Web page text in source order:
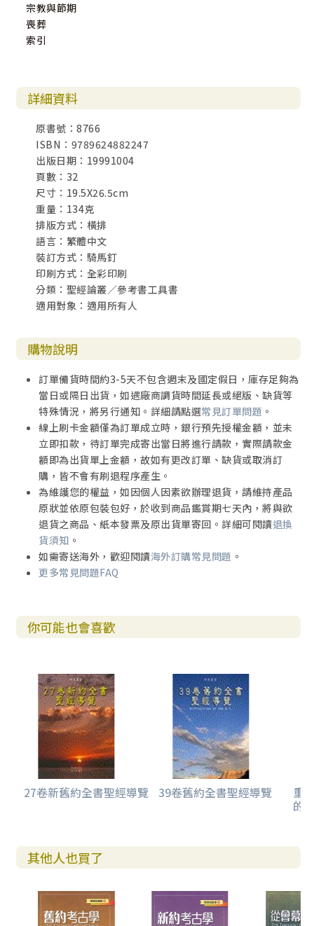
宗教與節期
喪葬
索引
詳細資料
原書號：8766
ISBN：9789624882247
出版日期：19991004
頁數：32
尺寸：19.5X26.5cm
重量：134克
排版方式：橫排
語言：繁體中文
裝訂方式：騎馬釘
印刷方式：全彩印刷
分類：聖經論叢／參考書工具書
適用對象：適用所有人
購物說明
訂單備貨時間約3-5天不包含週末及國定假日，庫存足夠為
當日或隔日出貨，如遇廠商調貨時間延長或絕版、缺貨等
特殊情況，將另行通知。詳細請點選常見訂單問題 。
線上刷卡金額僅為訂單成立時，銀行預先授權金額，並未
立即扣款，待訂單完成寄出當日將進行請款，實際請款金
額即為出貨單上金額，故如有更改訂單、缺貨或取消訂
購，皆不會有刷退程序產生。
為維護您的權益，如因個人因素欲辦理退貨，請維持產品
原狀並依原包裝包好，於收到商品鑑賞期七天內，將與欲
退貨之商品、紙本發票及原出貨單寄回。詳細可閱讀退換
貨須知 。
如需寄送海外，歡迎閱讀海外訂購常見問題 。
更多常見問題FAQ
你可能也會喜歡
27卷新舊約全書聖經導覽 39卷舊約全書聖經導覽 重
的
其他人也買了